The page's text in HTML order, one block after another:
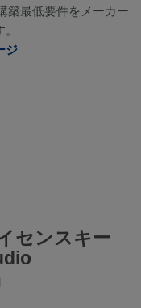
築最低要件をメーカー
ジ
センスキー